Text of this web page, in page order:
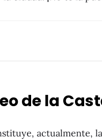
de la
actualmente,